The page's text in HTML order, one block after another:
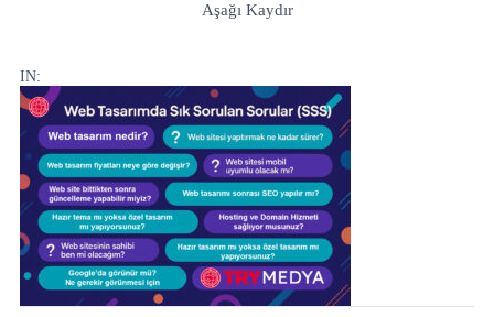
Aşağı Kaydır
IN: